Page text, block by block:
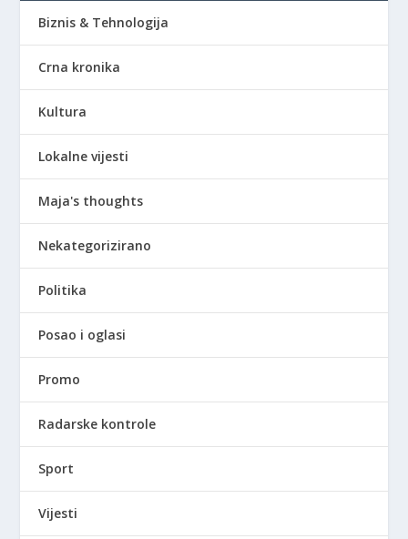
Biznis & Tehnologija
Crna kronika
Kultura
Lokalne vijesti
Maja's thoughts
Nekategorizirano
Politika
Posao i oglasi
Promo
Radarske kontrole
Sport
Vijesti